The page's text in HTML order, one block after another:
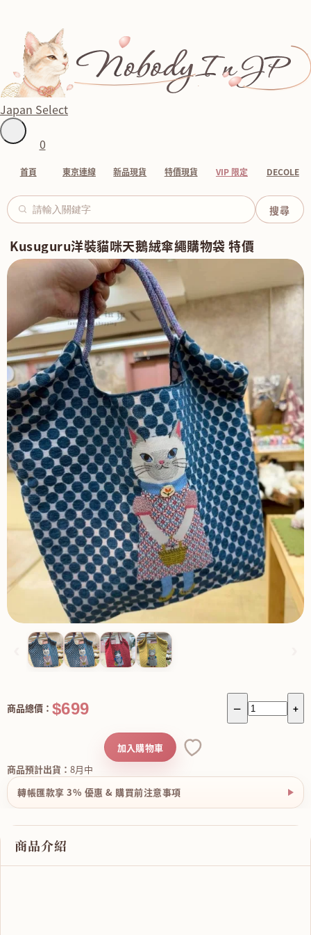
Japan Select
0
首頁 東京連線 新品現貨 特價現貨 VIP 限定 DECOLE
Kusuguru洋裝貓咪天鵝絨傘繩購物袋 特價
－ +
商品總價： $699
商品預計出貨： 8月中
加入購物車
轉帳匯款享 3% 優惠 & 購買前注意事項
商品介紹